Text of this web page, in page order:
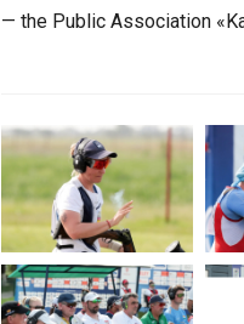
— the Public Association